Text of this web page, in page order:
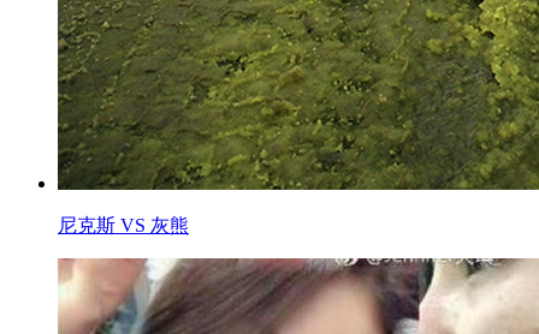
尼克斯 VS 灰熊